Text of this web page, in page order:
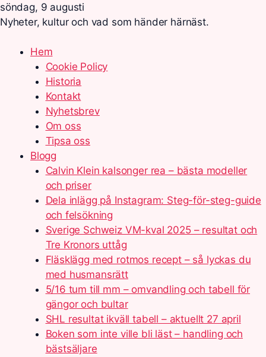
söndag, 9 augusti
Nyheter, kultur och vad som händer härnäst.
Hem
Cookie Policy
Historia
Kontakt
Nyhetsbrev
Om oss
Tipsa oss
Blogg
Calvin Klein kalsonger rea – bästa modeller
och priser
Dela inlägg på Instagram: Steg-för-steg-guide
och felsökning
Sverige Schweiz VM-kval 2025 – resultat och
Tre Kronors uttåg
Fläsklägg med rotmos recept – så lyckas du
med husmansrätt
5/16 tum till mm – omvandling och tabell för
gängor och bultar
SHL resultat ikväll tabell – aktuellt 27 april
Boken som inte ville bli läst – handling och
bästsäljare